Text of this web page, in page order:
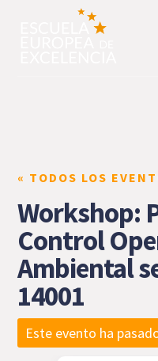
« TODOS LOS
Workshop:
Control
Ambiental
14001
Este evento ha